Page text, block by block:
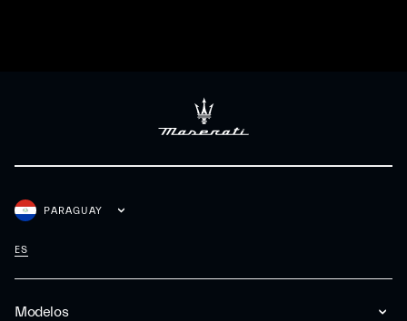
Modelos
PARAGUAY
ES